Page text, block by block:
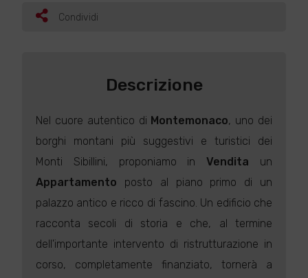
Condividi
Descrizione
Nel cuore autentico di Montemonaco, uno dei
borghi montani più suggestivi e turistici dei
Monti Sibillini, proponiamo inVendita un
Appartamento posto al piano primo di un
palazzo antico e ricco di fascino. Un edificio che
racconta secoli di storia e che, al termine
dell'importante intervento di ristrutturazione in
corso, completamente finanziato, tornerà a